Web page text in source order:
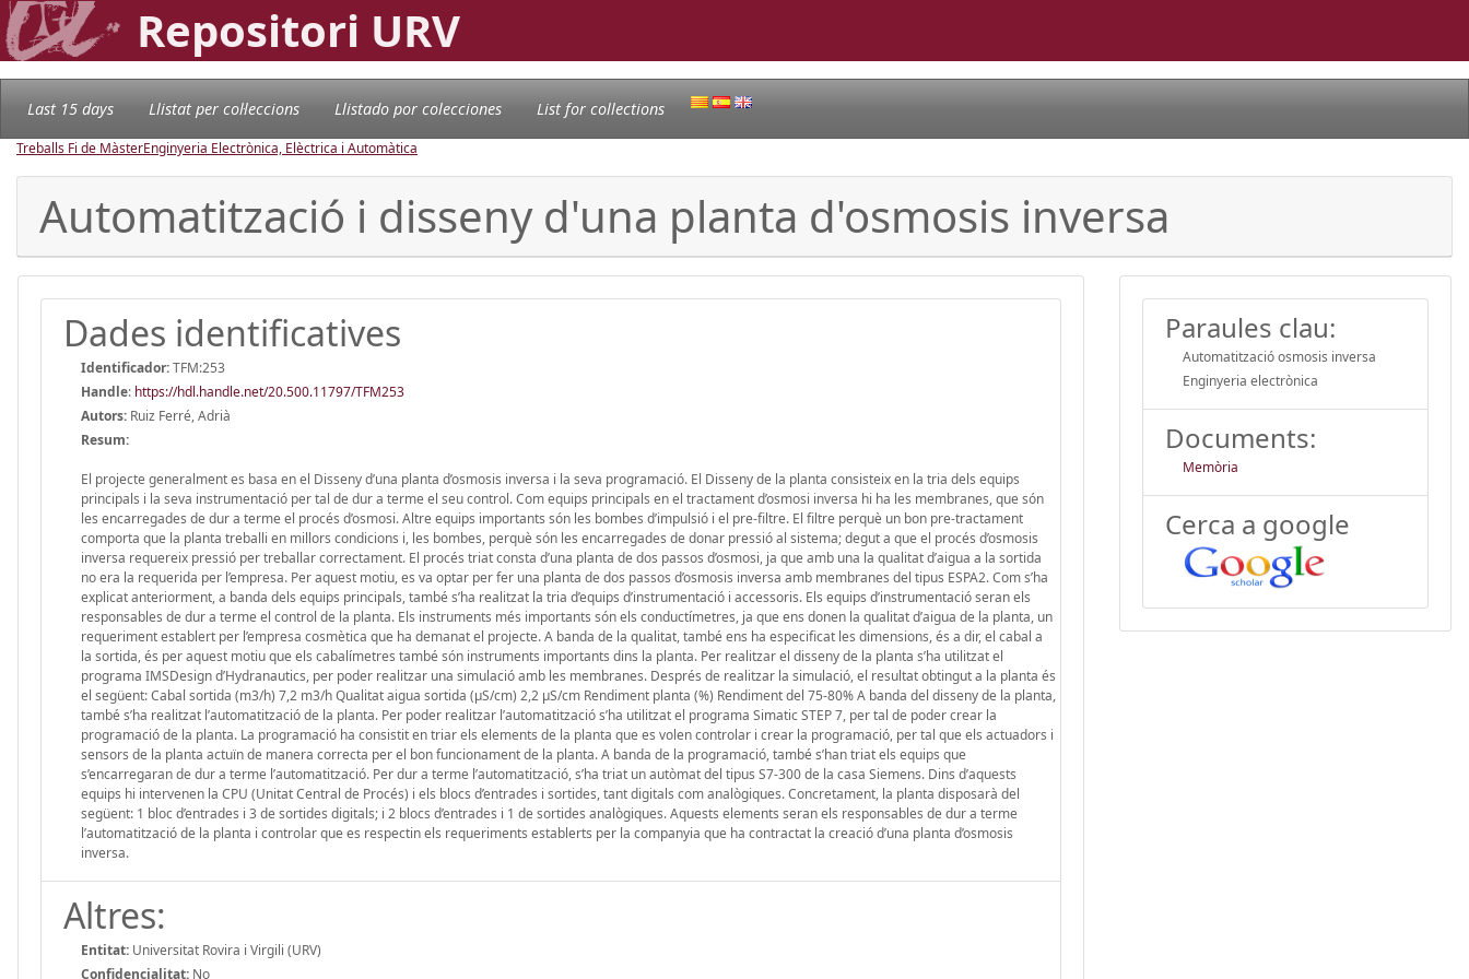
Repositori URV
Last 15 days Llistat per col·leccions Llistado por colecciones List for collections
Treballs Fi de MàsterEnginyeria Electrònica, Elèctrica i Automàtica
Automatització i disseny d'una planta d'osmosis inversa
Dades identificatives
Identificador:TFM:253
Handle: https://hdl.handle.net/20.500.11797/TFM253
Autors: Ruiz Ferré, Adrià
Resum:
El projecte generalment es basa en el Disseny d’una planta d’osmosis inversa i la seva programació. El Disseny de la planta consisteix en la tria dels equips
principals i la seva instrumentació per tal de dur a terme el seu control. Com equips principals en el tractament d’osmosi inversa hi ha les membranes, que són
les encarregades de dur a terme el procés d’osmosi. Altre equips importants són les bombes d’impulsió i el pre-filtre. El filtre perquè un bon pre-tractament
comporta que la planta treballi en millors condicions i, les bombes, perquè són les encarregades de donar pressió al sistema; degut a que el procés d’osmosis
inversa requereix pressió per treballar correctament. El procés triat consta d’una planta de dos passos d’osmosi, ja que amb una la qualitat d’aigua a la sortida
no era la requerida per l’empresa. Per aquest motiu, es va optar per fer una planta de dos passos d’osmosis inversa amb membranes del tipus ESPA2. Com s’ha
explicat anteriorment, a banda dels equips principals, també s’ha realitzat la tria d’equips d’instrumentació i accessoris. Els equips d’instrumentació seran els
responsables de dur a terme el control de la planta. Els instruments més importants són els conductímetres, ja que ens donen la qualitat d’aigua de la planta, un
requeriment establert per l’empresa cosmètica que ha demanat el projecte. A banda de la qualitat, també ens ha especificat les dimensions, és a dir, el cabal a
la sortida, és per aquest motiu que els cabalímetres també són instruments importants dins la planta. Per realitzar el disseny de la planta s’ha utilitzat el
programa IMSDesign d’Hydranautics, per poder realitzar una simulació amb les membranes. Després de realitzar la simulació, el resultat obtingut a la planta és
el següent: Cabal sortida (m3/h) 7,2 m3/h Qualitat aigua sortida (μS/cm) 2,2 μS/cm Rendiment planta (%) Rendiment del 75-80% A banda del disseny de la planta,
també s’ha realitzat l’automatització de la planta. Per poder realitzar l’automatització s’ha utilitzat el programa Simatic STEP 7, per tal de poder crear la
programació de la planta. La programació ha consistit en triar els elements de la planta que es volen controlar i crear la programació, per tal que els actuadors i
sensors de la planta actuïn de manera correcta per el bon funcionament de la planta. A banda de la programació, també s’han triat els equips que
s’encarregaran de dur a terme l’automatització. Per dur a terme l’automatització, s’ha triat un autòmat del tipus S7-300 de la casa Siemens. Dins d’aquests
equips hi intervenen la CPU (Unitat Central de Procés) i els blocs d’entrades i sortides, tant digitals com analògiques. Concretament, la planta disposarà del
següent: 1 bloc d’entrades i 3 de sortides digitals; i 2 blocs d’entrades i 1 de sortides analògiques. Aquests elements seran els responsables de dur a terme
l’automatització de la planta i controlar que es respectin els requeriments establerts per la companyia que ha contractat la creació d’una planta d’osmosis
inversa.
Altres:
Entitat: Universitat Rovira i Virgili (URV)
Confidencialitat: No
Paraules clau:
Automatització osmosis inversa
Enginyeria electrònica
Documents:
Memòria
Cerca a google